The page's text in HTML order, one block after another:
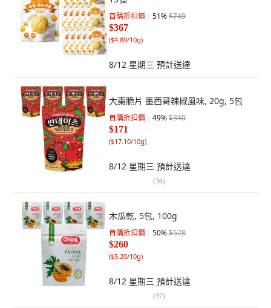
首購折扣價 51%$749
$367
($4.89/10g)
8/12 星期三 預計送達
大棗脆片 墨西哥辣椒風味, 20g, 5包
首購折扣價 49%$340
$171
($17.10/10g)
8/12 星期三 預計送達
(36)
木瓜乾, 5包, 100g
首購折扣價 50%$528
$260
($5.20/10g)
8/12 星期三 預計送達
(37)